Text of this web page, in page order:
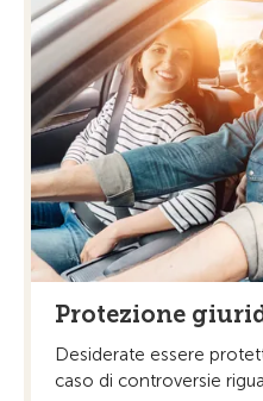
Protezione
Desiderate essere
caso di controversie